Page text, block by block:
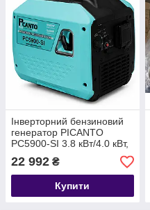
Інверторний бензиновий
генератор PICANTO
PC5900-SI 3.8 кВт/4.0 кВт,
чиста синусоїда, тихий,
економний
22 992 ₴
Купити